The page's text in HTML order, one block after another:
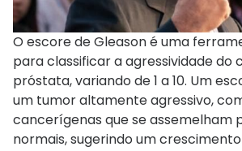
O escore de Gleason é uma
para classificar a agressividade do
próstata, variando de 1 a 10. Um
um tumor altamente agressivo,
cancerígenas que se assemelham
normais, sugerindo um